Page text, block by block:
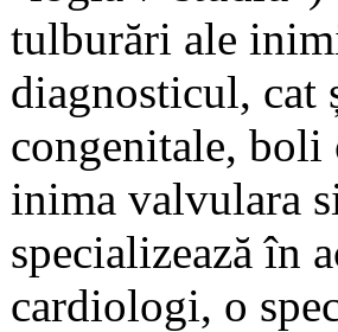
tulburări ale
diagnosticul, cat
congenitale, boli
inima valvulara
specializează în
cardiologi, o